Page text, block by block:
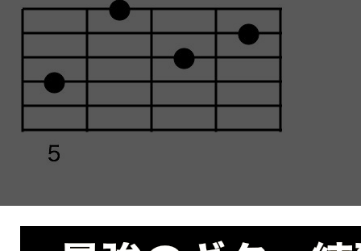
このように１弦が１フレット分下がります。